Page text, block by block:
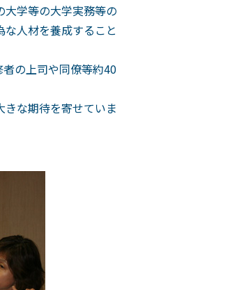
学等の大学実務等の
人材を養成すること
の上司や同僚等約40
な期待を寄せていま